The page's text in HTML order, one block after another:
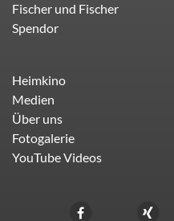
Fischer und Fischer
Spendor
Heimkino
Medien
Über uns
Fotogalerie
YouTube Videos